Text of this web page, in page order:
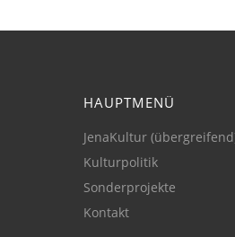
HAUPTMENÜ
JenaKultur
Kulturpolitik
Sonderprojekte
Kontakt